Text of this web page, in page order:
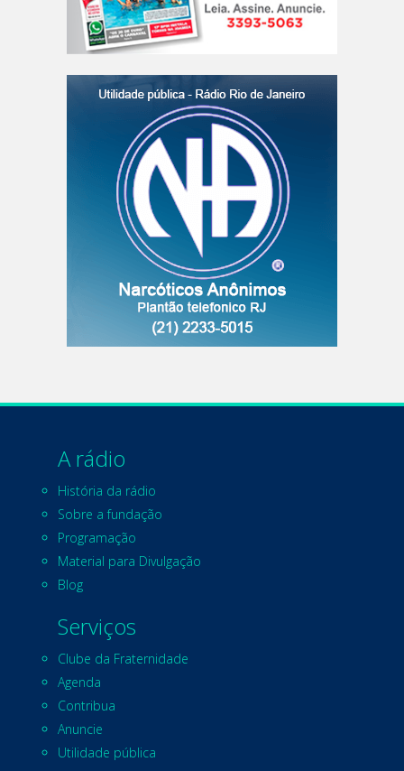
A rádio
História da rádio
Sobre a fundação
Programação
Material para Divulgação
Blog
Serviços
Clube da Fraternidade
Agenda
Contribua
Anuncie
Utilidade pública